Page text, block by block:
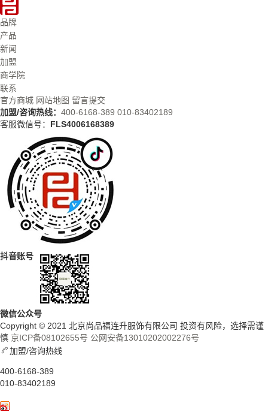
品牌
产品
新闻
加盟
商学院
联系
官方商城 网站地图 留言提交
加盟/咨询热线： 400-6168-389 010-83402189
客服微信号： FLS4006168389
抖音账号
微信公众号
Copyright © 2021 北京尚品福连升服饰有限公司 投资有风险，选择需谨
慎 京ICP备08102655号 公网安备13010202002276号
加盟/咨询热线
400-6168-389
010-83402189